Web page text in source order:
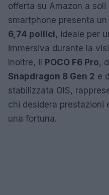
offerta su Amazon a soli
smartphone presenta
6,74 pollici, ideale per
immersiva durante la
Inoltre, il POCO F6 Pro,
Snapdragon 8 Gen 2 e
stabilizzata OIS,
chi desidera prestazioni
una fortuna.